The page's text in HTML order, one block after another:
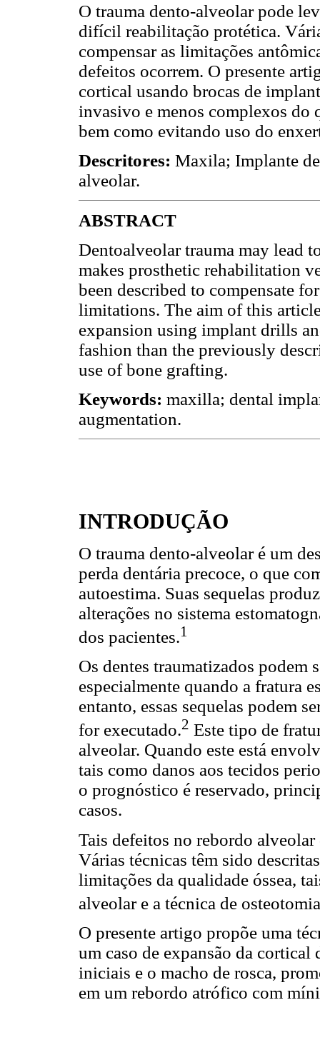
O trauma dento-alveolar pode
difícil reabilitação protética.
compensar as limitações
defeitos ocorrem. O presente
cortical usando brocas de
invasivo e menos complexos do
bem como evitando uso do
Descritores: Maxila; Implante
alveolar.
ABSTRACT
Dentoalveolar trauma may lead
makes prosthetic rehabilitation
been described to compensate
limitations. The aim of this
expansion using implant drills
fashion than the previously
use of bone grafting.
Keywords: maxilla; dental
augmentation.
INTRODUÇÃO
O trauma dento-alveolar é um
perda dentária precoce, o que
autoestima. Suas sequelas
alterações no sistema
dos pacientes.1
Os dentes traumatizados podem
especialmente quando a fratura
entanto, essas sequelas podem
for executado.2 Este tipo de
alveolar. Quando este está
tais como danos aos tecidos
o prognóstico é reservado,
casos.
Tais defeitos no rebordo
Várias técnicas têm sido
limitações da qualidade óssea,
alveolar e a técnica de
O presente artigo propõe uma
um caso de expansão da
iniciais e o macho de rosca,
em um rebordo atrófico com